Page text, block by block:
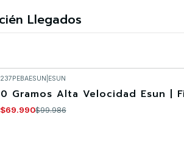
Llegados
237PEBAESUN ESUN
Gramos Alta Velocidad Esun |
$69.990$99.986